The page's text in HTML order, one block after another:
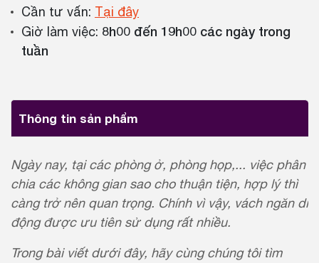
Cần tư vấn: Tại đây
Giờ làm việc: 8h00 đến 19h00 các ngày trong
tuần
Thông tin sản phẩm
Ngày nay, tại các phòng ở, phòng họp,... việc phân
chia các không gian sao cho thuận tiện, hợp lý thì
càng trở nên quan trọng. Chính vì vậy, vách ngăn di
động được ưu tiên sử dụng rất nhiều.
Trong bài viết dưới đây, hãy cùng chúng tôi tìm